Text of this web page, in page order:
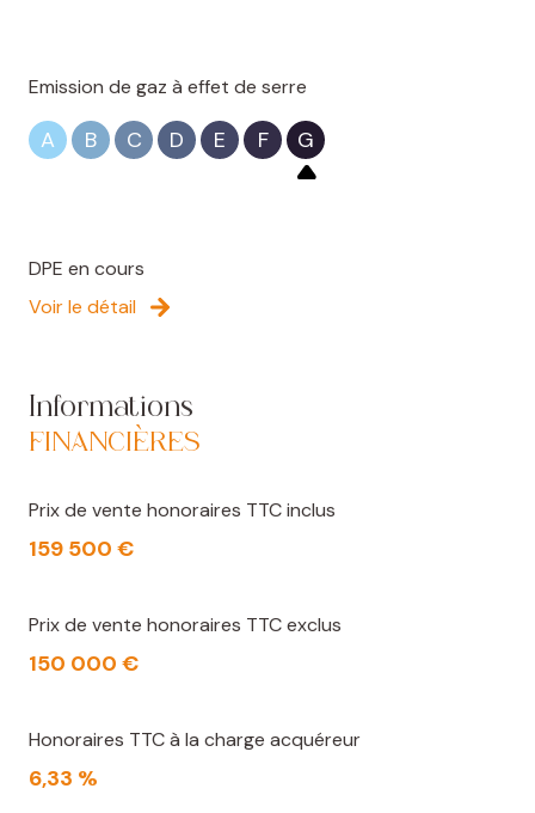
Emission de gaz à effet de serre
A B C D E F G
DPE en cours
Voir le détail
Informations
FINANCIÈRES
Prix de vente honoraires TTC inclus
159 500 €
Prix de vente honoraires TTC exclus
150 000 €
Honoraires TTC à la charge acquéreur
6,33 %